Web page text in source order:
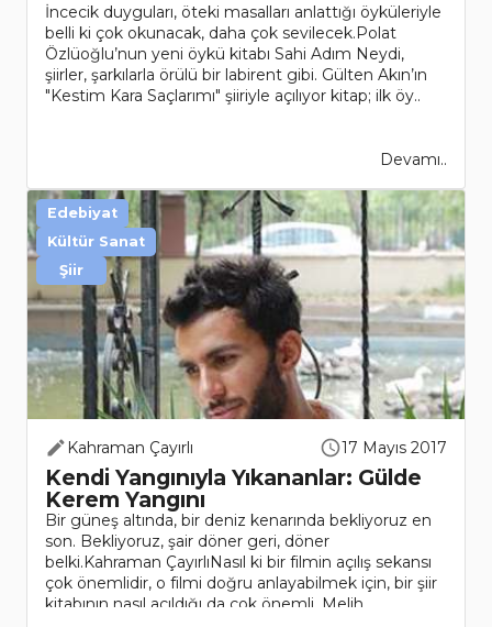
İncecik duyguları, öteki masalları anlattığı öyküleriyle
belli ki çok okunacak, daha çok sevilecek.Polat
Özlüoğlu’nun yeni öykü kitabı Sahi Adım Neydi,
şiirler, şarkılarla örülü bir labirent gibi. Gülten Akın’ın
"Kestim Kara Saçlarımı" şiiriyle açılıyor kitap; ilk öy..
Devamı..
Kahraman Çayırlı 17 Mayıs 2017
Kendi Yangınıyla Yıkananlar: Gülde
Kerem Yangını
Bir güneş altında, bir deniz kenarında bekliyoruz en
son. Bekliyoruz, şair döner geri, döner
belki.Kahraman ÇayırlıNasıl ki bir filmin açılış sekansı
çok önemlidir, o filmi doğru anlayabilmek için, bir şiir
kitabının nasıl açıldığı da çok önemli. Melih..
Edebiyat
Kültür Sanat
Şiir